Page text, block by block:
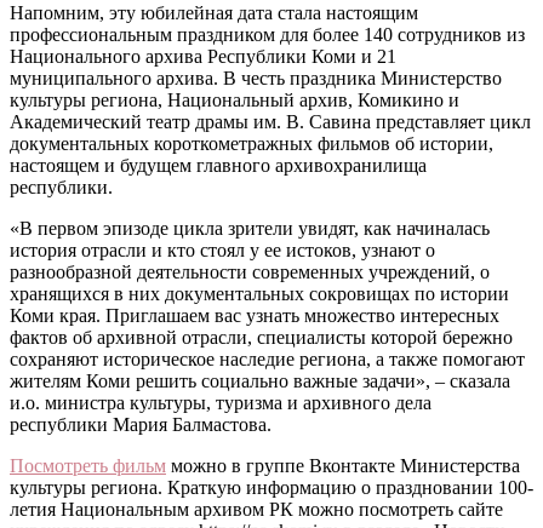
Напомним, эту юбилейная дата стала настоящим
профессиональным праздником для более 140 сотрудников из
Национального архива Республики Коми и 21
муниципального архива. В честь праздника Министерство
культуры региона, Национальный архив, Комикино и
Академический театр драмы им. В. Савина представляет цикл
документальных короткометражных фильмов об истории,
настоящем и будущем главного архивохранилища
республики.
«В первом эпизоде цикла зрители увидят, как начиналась
история отрасли и кто стоял у ее истоков, узнают о
разнообразной деятельности современных учреждений, о
хранящихся в них документальных сокровищах по истории
Коми края. Приглашаем вас узнать множество интересных
фактов об архивной отрасли, специалисты которой бережно
сохраняют историческое наследие региона, а также помогают
жителям Коми решить социально важные задачи», – сказала
и.о. министра культуры, туризма и архивного дела
республики Мария Балмастова.
Посмотреть фильм можно в группе Вконтакте Министерства
культуры региона. Краткую информацию о праздновании 100-
летия Национальным архивом РК можно посмотреть сайте